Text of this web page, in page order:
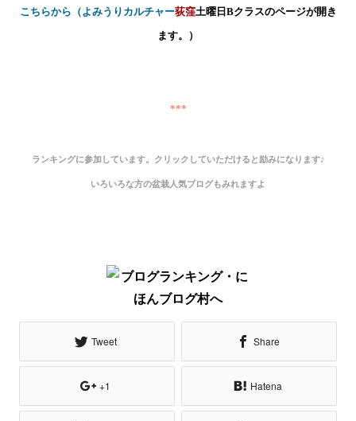
こちらから（よみうりカルチャー荻窪土曜日Bクラスのページが開き
ます。）
***
ランキングに参加しています。クリックしていただけると励みになります♪
いろいろな方の盆栽人気ブログもみれますよ
Tweet Share
+1 Hatena